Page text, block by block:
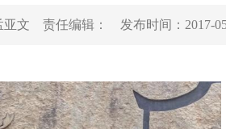
亚文 责任编辑： 发布时间： 2017-